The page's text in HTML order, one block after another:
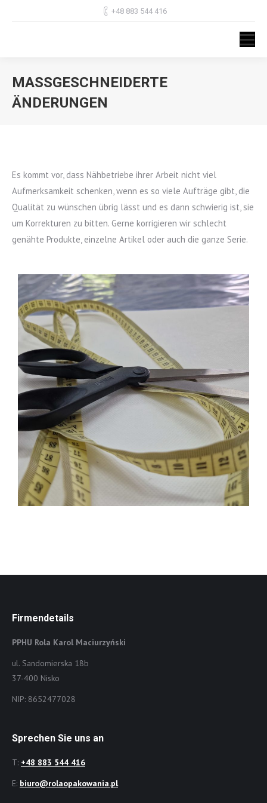
+48 883 544 416
MASSGESCHNEIDERTE Ä
NDERUNGEN
Es kommt vor, dass Nähbetriebe ihrer Arbeit nicht viel
Aufmerksamkeit schenken, wenn es so viele Aufträge gibt, die
Qualität zu wünschen übrig lässt und es dann schwierig ist, sie
um Korrekturen zu bitten. Gerne korrigieren wir schlecht
genähte Produkte, einzelne Artikel oder auch die ganze Serie.
Firmendetails
PPHU Rola Karol Maciurzyński
ul. Sandomierska 18b
37-400 Nisko
NIP: 8652477028
Sprechen Sie uns an
T: +48 883 544 416
E: biuro@rolaopakowania.pl